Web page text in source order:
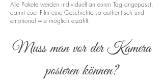
Alle Pakete werden individuell an euren Tag angepasst,
damit euer Film eure Geschichte so authentisch und
emotional wie möglich erzählt.
Muss man vor der Kamera
posieren können?